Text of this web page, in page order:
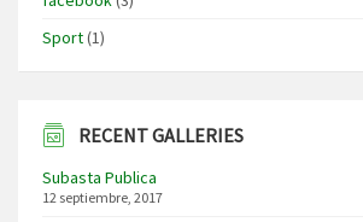
Sport(1)
RECENT GALLERIES
Subasta Publica
12 septiembre, 2017